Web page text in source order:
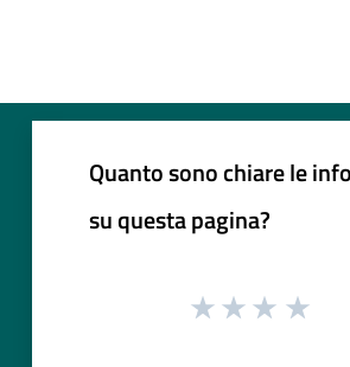
Quanto sono chiare le
su questa pagina?